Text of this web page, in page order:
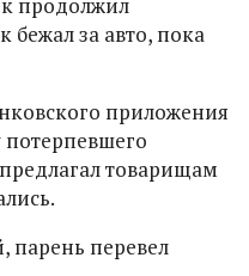
за авто, пока
приложения
потерпевшего
товарищам
перевел